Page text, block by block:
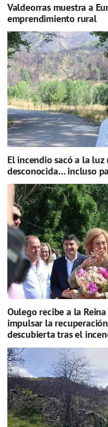
Valdeorras muestra a
emprendimiento rural
El incendio sacó a la luz
desconocida… incluso
Oulego recibe a la
impulsar la
descubierta tras el